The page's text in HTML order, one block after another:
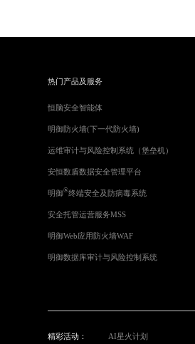
热门产品及服务
恒脑安全智能体
明御防火墙(下一代防火墙)
运维审计与风险控制系统（堡垒机）
安恒数盾数据安全管理平台
明御®终端安全及防病毒系统
安全托管运营服务MSS
明御Web应用防火墙WAF
明御数据库审计与风险控制系统
精彩活动： AI星火计划